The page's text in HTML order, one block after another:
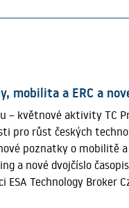
citovanost
a citovaný. Tento
státy nízké.
o čtyřnásobek a v
lety 2019 a 2024
navyšovala podstatně
celkem 1 405
propojuje univerzity,
napříč obory.
mobilita a ERC a
– květnové aktivity TC
pro růst českých
poznatky o mobilitě
nové dvojčíslo
Technology Broker